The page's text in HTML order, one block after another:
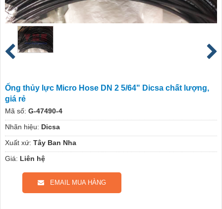
Ống thủy lực Micro Hose DN 2 5/64" Dicsa chất lượng,
giá rẻ
Mã số: G-47490-4
Nhãn hiệu: Dicsa
Xuất xứ: Tây Ban Nha
Giá: Liên hệ
EMAIL MUA HÀNG